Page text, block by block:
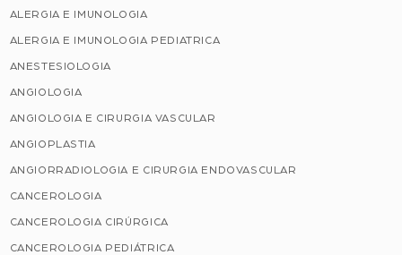
ALERGIA E IMUNOLOGIA
ALERGIA E IMUNOLOGIA PEDIATRICA
ANESTESIOLOGIA
ANGIOLOGIA
ANGIOLOGIA E CIRURGIA VASCULAR
ANGIOPLASTIA
ANGIORRADIOLOGIA E CIRURGIA ENDOVASCULAR
CANCEROLOGIA
CANCEROLOGIA CIRÚRGICA
CANCEROLOGIA PEDIÁTRICA